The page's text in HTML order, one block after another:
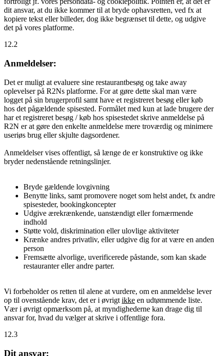
dit ansvar, at du ikke kommer til at bryde ophavsretten, ved fx at
kopiere tekst eller billeder, dog ikke begrænset til dette, og udgive
det på vores platforme.
12.2
Anmeldelser:
Det er muligt at evaluere sine restaurantbesøg og take away
oplevelser på R2Ns platforme. For at gøre dette skal man være
logget på sin brugerprofil samt have et registreret besøg eller køb
hos det pågældende spisested. Formålet med kun at lade brugere der
har et registreret besøg / køb hos spisestedet skrive anmeldelse på
R2N er at gøre den enkelte anmeldelse mere troværdig og minimere
useriøs brug eller skjulte dagsordener.
Anmeldelser vises offentligt, så længe de er konstruktive og ikke
bryder nedenstående retningslinjer.
Bryde gældende lovgivning
Benytte links, samt promovere noget som helst andet, fx andre
spisesteder, bookingkoncepter
Udgive ærekrænkende, uanstændigt eller fornærmende
indhold
Støtte vold, diskrimination eller ulovlige aktiviteter
Krænke andres privatliv, eller udgive dig for at være en anden
person
Fremsætte alvorlige, uverificerede påstande, som kan skade
restauranter eller andre parter.
Vi forbeholder os retten til alene at vurdere, om en anmeldelse lever
op til ovenstående krav, det er i øvrigt ikke en udtømmende liste.
Vær i øvrigt opmærksom på, at myndighederne kan drage dig til
ansvar for, hvad du vælger at skrive i offentlige fora.
12.3
Dit ansvar: